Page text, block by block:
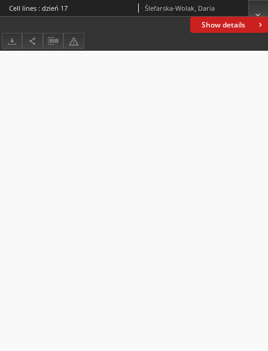
Show details
Cell lines : dzień 17 Ślefarska-Wolak, Daria